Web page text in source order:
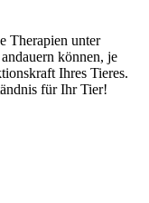
Therapien unter
können, je
Ihres Tieres.
für Ihr Tier!